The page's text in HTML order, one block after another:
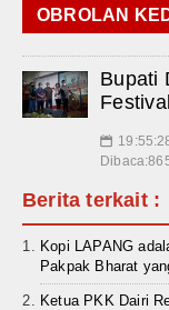
OBROLAN
Bupati
📅
Berita terkait :
Kopi LAPANG
Pakpak Bharat
Ketua PKK Dairi